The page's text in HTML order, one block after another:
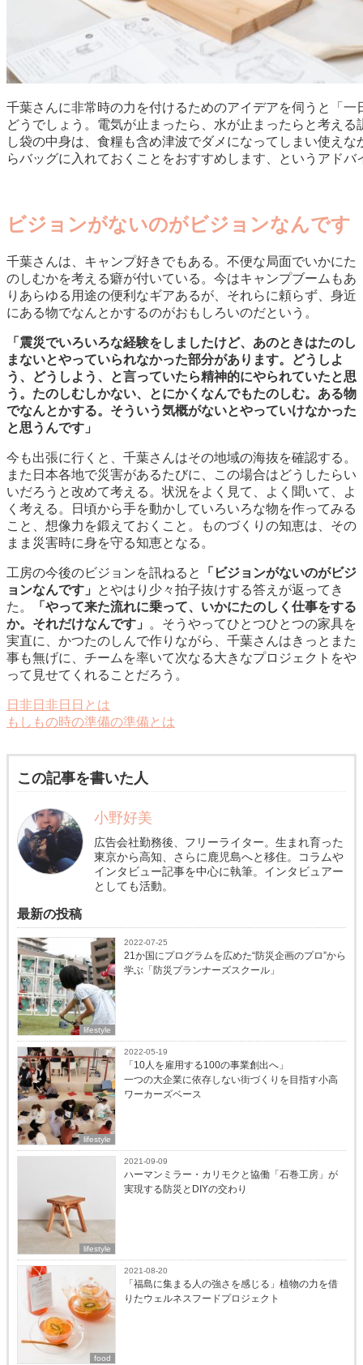
千葉さんに非常時の力を付けるためのアイデアを伺うと「
どうでしょう。電気が止まったら、水が止まったらと考え
し袋の中身は、食糧も含め津波でダメになってしまい使え
らバッグに入れておくことをおすすめします、というアドバ
ビジョンがないのがビジョンなんです
千葉さんは、キャンプ好きでもある。不便な局面でいかにた
のしむかを考える癖が付いている。今はキャンプブームもあ
りあらゆる用途の便利なギアあるが、それらに頼らず、身近
にある物でなんとかするのがおもしろいのだという。
「震災でいろいろな経験をしましたけど、あのときはたのし
まないとやっていられなかった部分があります。どうしよ
う、どうしよう、と言っていたら精神的にやられていたと思
う。たのしむしかない、とにかくなんでもたのしむ。ある物
でなんとかする。そういう気概がないとやっていけなかった
と思うんです」
今も出張に行くと、千葉さんはその地域の海抜を確認する。
また日本各地で災害があるたびに、この場合はどうしたらい
いだろうと改めて考える。状況をよく見て、よく聞いて、よ
く考える。日頃から手を動かしていろいろな物を作ってみる
こと、想像力を鍛えておくこと。ものづくりの知恵は、その
まま災害時に身を守る知恵となる。
工房の今後のビジョンを訊ねると
「ビジョンがないのがビジ
ョンなんです」
とやはり少々拍子抜けする答えが返ってき
た。
「やって来た流れに乗って、いかにたのしく仕事をする
か。それだけなんです」
。そうやってひとつひとつの家具を
実直に、かつたのしんで作りながら、千葉さんはきっとまた
事も無げに、チームを率いて次なる大きなプロジェクトをや
って見せてくれることだろう。
日非日非日日とは
もしもの時の準備の準備とは
この記事を書いた人
小野好美
広告会社勤務後、フリーライター。生まれ育った
東京から高知、さらに鹿児島へと移住。コラムや
インタビュー記事を中心に執筆。インタビュアー
としても活動。
最新の投稿
lifestyle
2022-07-25
21か国にプログラムを広めた“防災企画のプロ”から
学ぶ「防災プランナーズスクール」
lifestyle
2022-05-19
「10人を雇用する100の事業創出へ」
一つの大企業に依存しない街づくりを目指す小高
ワーカーズベース
lifestyle
2021-09-09
ハーマンミラー・カリモクと協働「石巻工房」が
実現する防災とDIYの交わり
food
2021-08-20
「福島に集まる人の強さを感じる」植物の力を借
りたウェルネスフードプロジェクト